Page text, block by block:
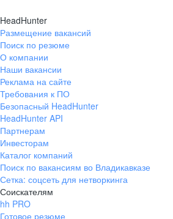
Официальная профессиональная
переподготовка
и повышение квалификации
HeadHunter
Размещение вакансий
Поиск по резюме
О компании
Наши вакансии
Реклама на сайте
Требования к ПО
Безопасный HeadHunter
HeadHunter API
Партнерам
Инвесторам
Каталог компаний
Поиск по вакансиям во Владикавказе
Сетка: соцсеть для нетворкинга
Соискателям
hh PRO
Готовое резюме